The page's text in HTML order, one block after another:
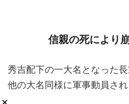
信親の死により
秀吉配下の一大名となった
他の大名同様に軍事動員され